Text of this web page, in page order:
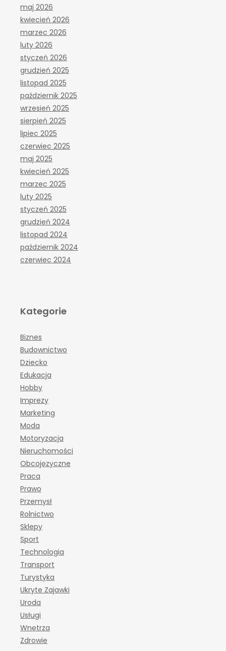
maj 2026
kwiecień 2026
marzec 2026
luty 2026
styczeń 2026
grudzień 2025
listopad 2025
październik 2025
wrzesień 2025
sierpień 2025
lipiec 2025
czerwiec 2025
maj 2025
kwiecień 2025
marzec 2025
luty 2025
styczeń 2025
grudzień 2024
listopad 2024
październik 2024
czerwiec 2024
Kategorie
Biznes
Budownictwo
Dziecko
Edukacja
Hobby
Imprezy
Marketing
Moda
Motoryzacja
Nieruchomości
Obcojęzyczne
Praca
Prawo
Przemysł
Rolnictwo
Sklepy
Sport
Technologia
Transport
Turystyka
Ukryte Zajawki
Uroda
Usługi
Wnętrza
Zdrowie